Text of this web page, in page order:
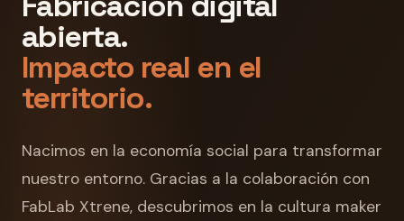
abierta.
Impacto real en el
territorio.
Nacimos en la economía social para transformar
nuestro entorno. Gracias a la colaboración con
FabLab Xtrene, descubrimos en la cultura maker